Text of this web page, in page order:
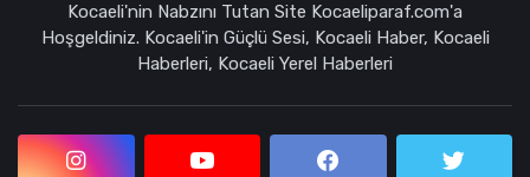
Kocaeli'nin Nabzını Tutan Site Kocaeliparaf.com'a
Hoşgeldiniz. Kocaeli'in Güçlü Sesi, Kocaeli Haber, Kocaeli
Haberleri, Kocaeli Yerel Haberleri